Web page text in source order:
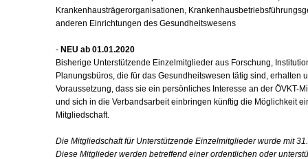
Krankenhausträgerorganisationen,
anderen Einrichtungen des Gesundheitswesens
- NEU ab 01.01.2020
Bisherige Unterstützende Einzelmitglieder aus Forschung,
Planungsbüros, die für das Gesundheitswesen tätig sind, erhalten
Voraussetzung, dass sie ein persönliches Interesse an der ÖVKT-
und sich in die Verbandsarbeit einbringen künftig die Möglichkeit
Mitgliedschaft.
Die Mitgliedschaft für Unterstützende Einzelmitglieder wurde mit
Diese Mitglieder werden betreffend einer ordentlichen oder